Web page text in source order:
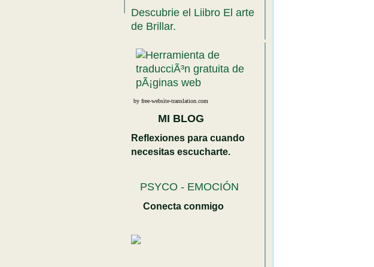
Descubrie el Liibro El arte
de Brillar.
by free-website-translation.com
MI BLOG
Reflexiones para cuando
necesitas escucharte.
PSYCO - EMOCIÓN
Conecta conmigo